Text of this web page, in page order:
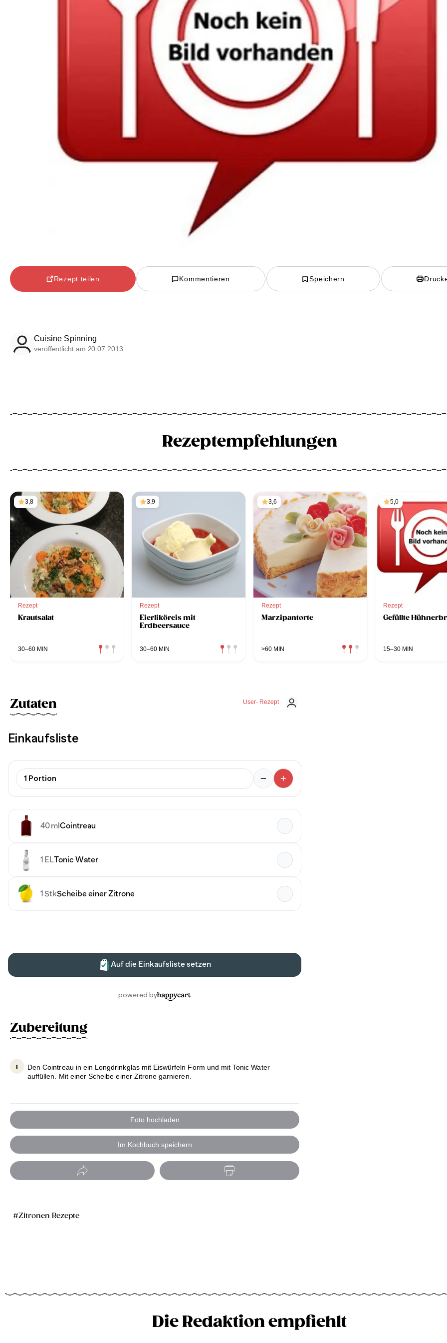
Rezept teilen Kommentieren Speichern
Cuisine Spinning
veröffentlicht am 20.07.2013
Rezeptempfehlungen
3,8
Rezept
Krautsalat
30–60 MIN
3,9
Rezept
Eierliköreis mit
Erdbeersauce
30–60 MIN
3,6
Rezept
Marzipantorte
>60 MIN
5,0
Rezept
Gefüllte
15–30 MIN
User- Rezept
Zutaten
Zubereitung
Den Cointreau in ein Longdrinkglas mit Eiswürfeln Form und mit Tonic Water
auffüllen. Mit einer Scheibe einer Zitrone garnieren.
Foto hochladen
Im Kochbuch speichern
Zitronen Rezepte
Die Redaktion empfiehlt